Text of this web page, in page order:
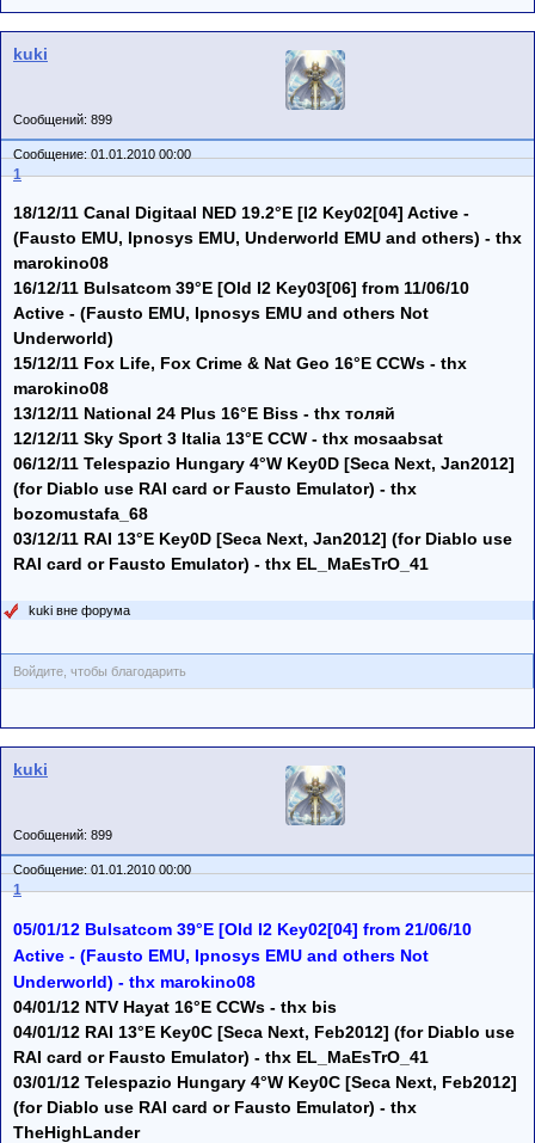
kuki
Сообщений: 899
Сообщение: 01.01.2010 00:00
1
18/12/11 Canal Digitaal NED 19.2°E [I2 Key02[04] Active -
(Fausto EMU, Ipnosys EMU, Underworld EMU and others) - thx
marokino08
16/12/11 Bulsatcom 39°E [Old I2 Key03[06] from 11/06/10
Active - (Fausto EMU, Ipnosys EMU and others Not
Underworld)
15/12/11 Fox Life, Fox Crime & Nat Geo 16°E CCWs - thx
marokino08
13/12/11 National 24 Plus 16°E Biss - thx толяй
12/12/11 Sky Sport 3 Italia 13°E CCW - thx mosaabsat
06/12/11 Telespazio Hungary 4°W Key0D [Seca Next, Jan2012]
(for Diablo use RAI card or Fausto Emulator) - thx
bozomustafa_68
03/12/11 RAI 13°E Key0D [Seca Next, Jan2012] (for Diablo use
RAI card or Fausto Emulator) - thx EL_MaEsTrO_41
kuki вне форума
Войдите, чтобы благодарить
kuki
Сообщений: 899
Сообщение: 01.01.2010 00:00
1
05/01/12 Bulsatcom 39°E [Old I2 Key02[04] from 21/06/10
Active - (Fausto EMU, Ipnosys EMU and others Not
Underworld) - thx marokino08
04/01/12 NTV Hayat 16°E CCWs - thx bis
04/01/12 RAI 13°E Key0C [Seca Next, Feb2012] (for Diablo use
RAI card or Fausto Emulator) - thx EL_MaEsTrO_41
03/01/12 Telespazio Hungary 4°W Key0C [Seca Next, Feb2012]
(for Diablo use RAI card or Fausto Emulator) - thx
TheHighLander